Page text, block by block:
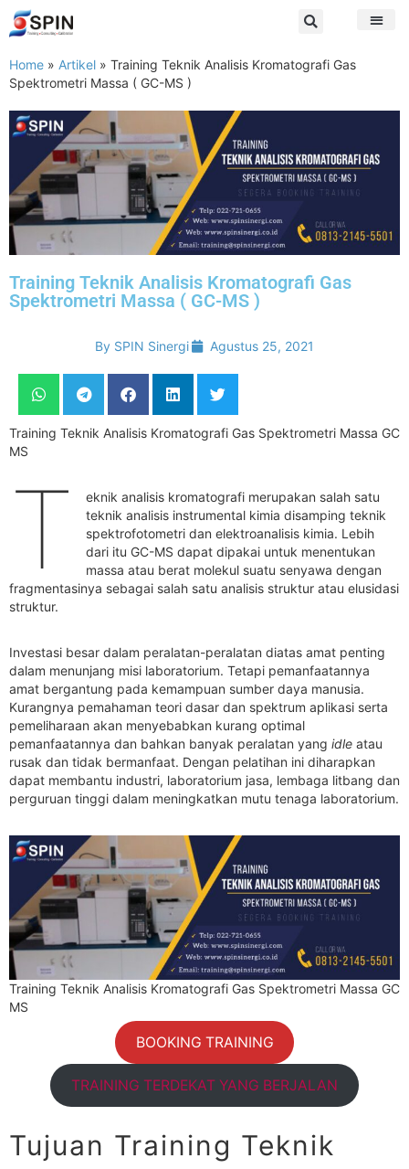
Home » Artikel » Training Teknik Analisis Kromatografi Gas
Spektrometri Massa ( GC-MS )
Training Teknik Analisis Kromatografi Gas
Spektrometri Massa ( GC-MS )
By SPIN Sinergi Agustus 25, 2021
Training Teknik Analisis Kromatografi Gas Spektrometri Massa GC
MS
T
eknik analisis kromatografi merupakan salah satu
teknik analisis instrumental kimia disamping teknik
spektrofotometri dan elektroanalisis kimia. Lebih
dari itu GC-MS dapat dipakai untuk menentukan
massa atau berat molekul suatu senyawa dengan
fragmentasinya sebagai salah satu analisis struktur atau elusidasi
struktur.
Investasi besar dalam peralatan-peralatan diatas amat penting
dalam menunjang misi laboratorium. Tetapi pemanfaatannya
amat bergantung pada kemampuan sumber daya manusia.
Kurangnya pemahaman teori dasar dan spektrum aplikasi serta
pemeliharaan akan menyebabkan kurang optimal
pemanfaatannya dan bahkan banyak peralatan yang idle atau
rusak dan tidak bermanfaat. Dengan pelatihan ini diharapkan
dapat membantu industri, laboratorium jasa, lembaga litbang dan
perguruan tinggi dalam meningkatkan mutu tenaga laboratorium.
Training Teknik Analisis Kromatografi Gas Spektrometri Massa GC
MS
BOOKING TRAINING
TRAINING TERDEKAT YANG BERJALAN
Tujuan Training Teknik